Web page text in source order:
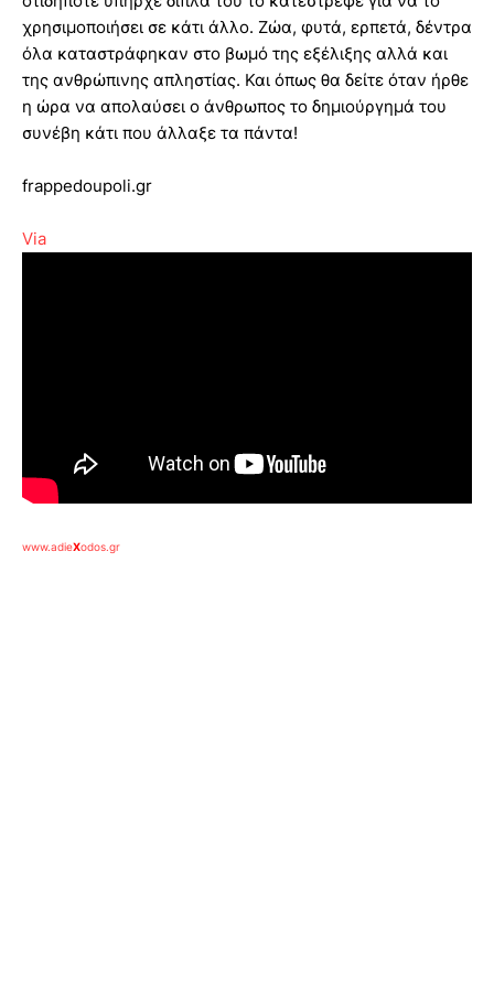
χρησιμοποιήσει σε κάτι άλλο. Ζώα, φυτά, ερπετά, δέντρα
όλα καταστράφηκαν στο βωμό της εξέλιξης αλλά και
της ανθρώπινης απληστίας. Και όπως θα δείτε όταν ήρθε
η ώρα να απολαύσει ο άνθρωπος το δημιούργημά του
συνέβη κάτι που άλλαξε τα πάντα!
frappedoupoli.gr
Via
www.adieXodos.gr